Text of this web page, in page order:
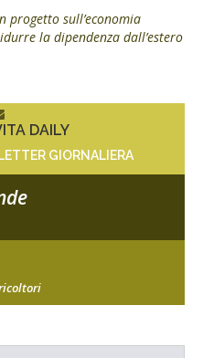
progetto sull’economia
la dipendenza dall’estero
DAILY
GIORNALIERA